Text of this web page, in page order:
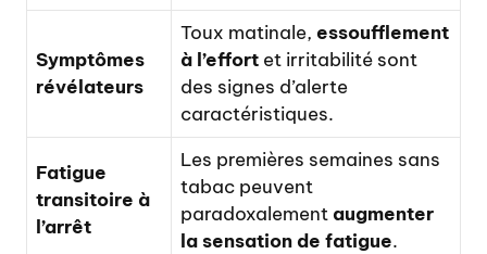
Symptômes
révélateurs
Toux matinale, essoufflement
à l’effort et irritabilité sont
des signes d’alerte
caractéristiques.
Fatigue
transitoire à
l’arrêt
Les premières semaines sans
tabac peuvent
paradoxalementaugmenter
la sensation de fatigue.